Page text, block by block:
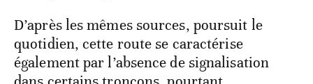
D’après les mêmes sources, poursuit le
quotidien, cette route se caractérise
également par l’absence de signalisation